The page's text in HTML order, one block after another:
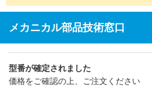
・あらゆる業界の空気圧機器や生産ラ
メカニカル部品技術窓口
型番が確定されました
価格をご確認の上、ご注文ください